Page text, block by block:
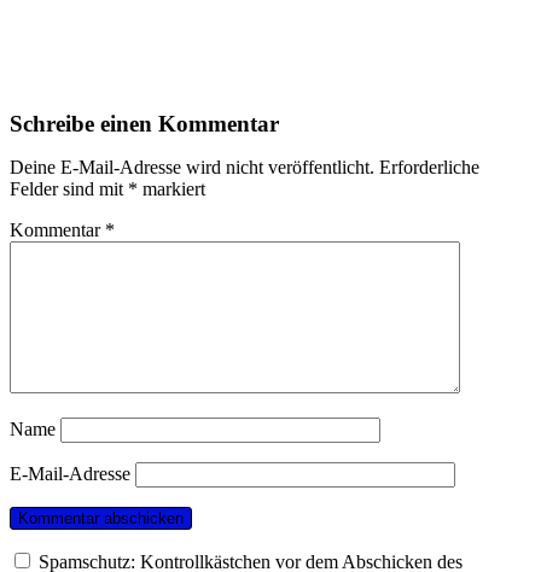
Schreibe einen Kommentar
Deine E-Mail-Adresse wird nicht veröffentlicht. Erforderliche
Felder sind mit * markiert
Kommentar *
Name
E-Mail-Adresse
Spamschutz: Kontrollkästchen vor dem Abschicken des